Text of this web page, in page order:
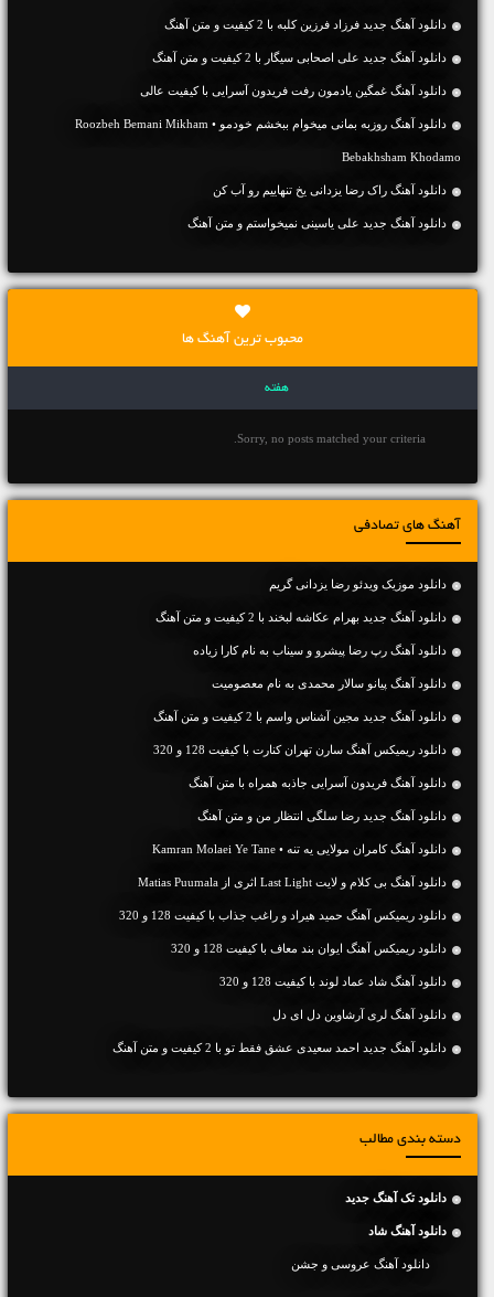
دانلود آهنگ جديد فرزاد فرزین کلبه با 2 کیفیت و متن آهنگ
دانلود آهنگ جديد علی اصحابی سیگار با 2 کیفیت و متن آهنگ
دانلود آهنگ غمگین یادمون رفت فریدون آسرایی با کیفیت عالی
دانلود آهنگ روزبه بمانی میخوام ببخشم خودمو • Roozbeh Bemani Mikham
Bebakhsham Khodamo
دانلود آهنگ راک رضا یزدانی یخ تنهاییم رو آب کن
دانلود آهنگ جديد علی یاسینی نمیخواستم و متن آهنگ
محبوب ترین آهنگ ها
هفته
Sorry, no posts matched your criteria.
آهنگ های تصادفی
دانلود موزیک ویدئو رضا یزدانی گریم
دانلود آهنگ جديد بهرام عکاشه لبخند با 2 کیفیت و متن آهنگ
دانلود آهنگ رپ رضا پیشرو و سیناب به نام کارا زیاده
دانلود آهنگ پیانو سالار محمدی به نام معصومیت
دانلود آهنگ جديد مجین آشناس واسم با 2 کیفیت و متن آهنگ
دانلود ریمیکس آهنگ سارن تهران کنارت با کیفیت 128 و 320
دانلود آهنگ فریدون آسرایی جاذبه همراه با متن آهنگ
دانلود آهنگ جديد رضا سلگی انتظار من و متن آهنگ
دانلود آهنگ کامران مولایی یه تنه • Kamran Molaei Ye Tane
دانلود آهنگ بی کلام و لایت Last Light اثری از Matias Puumala
دانلود ریمیکس آهنگ حمید هیراد و راغب جذاب با کیفیت 128 و 320
دانلود ریمیکس آهنگ ایوان بند معاف با کیفیت 128 و 320
دانلود آهنگ شاد عماد لوند با کیفیت 128 و 320
دانلود آهنگ لری آرشاوین دل ای دل
دانلود آهنگ جديد احمد سعیدی عشق فقط تو با 2 کیفیت و متن آهنگ
دسته بندی مطالب
دانلود تک آهنگ جدید
دانلود آهنگ شاد
دانلود آهنگ عروسی و جشن